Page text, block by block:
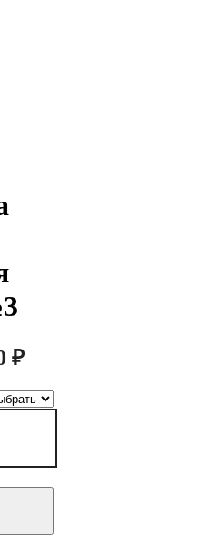
₽Диапазон
15000 ₽
35000 ₽